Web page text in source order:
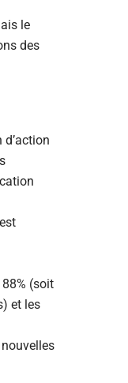
le
des
(soit
et les